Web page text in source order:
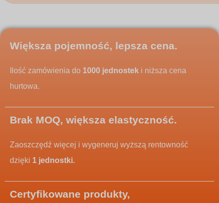
Większa pojemność, lepsza cena.
Ilość zamówienia do 1000 jednostek i niższa cena
hurtowa.
Brak MOQ, większa elastyczność.
Zaoszczędź więcej i wygeneruj wyższą rentowność
dzięki 1 jednostki.
Certyfikowane produkty,